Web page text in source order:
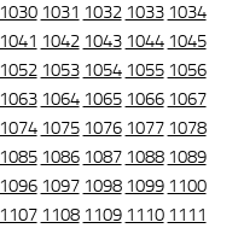
1030 1031 1032 1033 1034
1041 1042 1043 1044 1045
1052 1053 1054 1055 1056
1063 1064 1065 1066 1067
1074 1075 1076 1077 1078
1085 1086 1087 1088 1089
1096 1097 1098 1099 1100
1107 1108 1109 1110 1111